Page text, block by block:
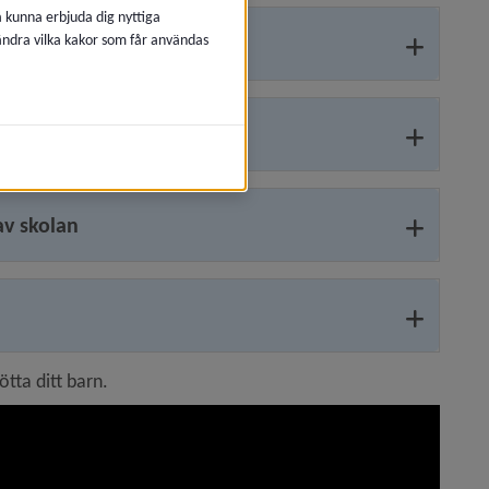
skolan
ditt barn.
erbjuda dig nyttiga
vilka kakor som får användas